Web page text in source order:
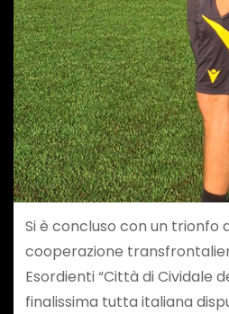
Si è concluso con un trionfo
cooperazione
Esordienti “Città di Cividale
finalissima tutta italiana